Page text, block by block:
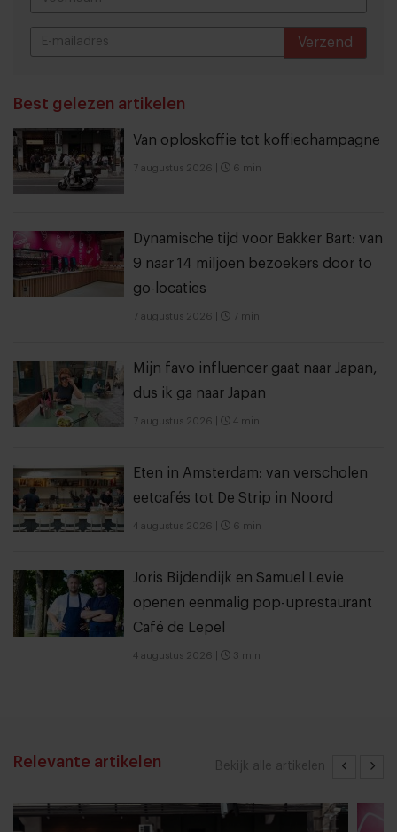
Verzend
Best gelezen artikelen
Van oploskoffie tot koffiechampagne
7 augustus 2026 6 min
Dynamische tijd voor Bakker Bart: van
9 naar 14 miljoen bezoekers door to
go-locaties
7 augustus 2026 7 min
Mijn favo influencer gaat naar Japan,
dus ik ga naar Japan
7 augustus 2026 4 min
Eten in Amsterdam: van verscholen
eetcafés tot De Strip in Noord
4 augustus 2026 6 min
Joris Bijdendijk en Samuel Levie
openen eenmalig pop-uprestaurant
Café de Lepel
4 augustus 2026 3 min
Bekijk alle artikelen
Relevante artikelen